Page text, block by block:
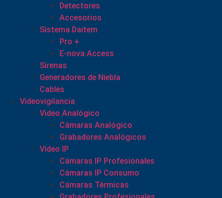
Detectores
Accesorios
Sistema Daitem
Pro +
E-nova Access
Sirenas
Generadores de Niebla
Cables
Videovigilancia
Video Analógico
Cámaras Analógico
Grabadores Analógicos
Video IP
Cámaras IP Profesionales
Cámaras IP Consumo
Cámaras Térmicas